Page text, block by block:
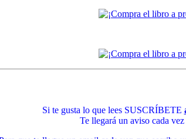
Si te gusta lo que lees SUSCRÍBETE
Te llegará un aviso cada